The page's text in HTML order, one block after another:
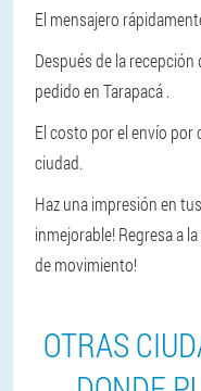
El mensajero
Después de la
pedido en Tarapacá .
El costo por el envío por
ciudad.
Haz una impresión en
inmejorable! Regresa a
de movimiento!
OTRAS